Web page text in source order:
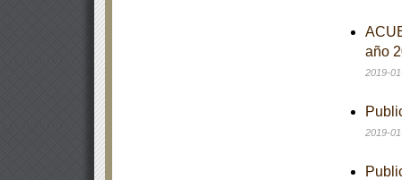
año
2019-
2019-